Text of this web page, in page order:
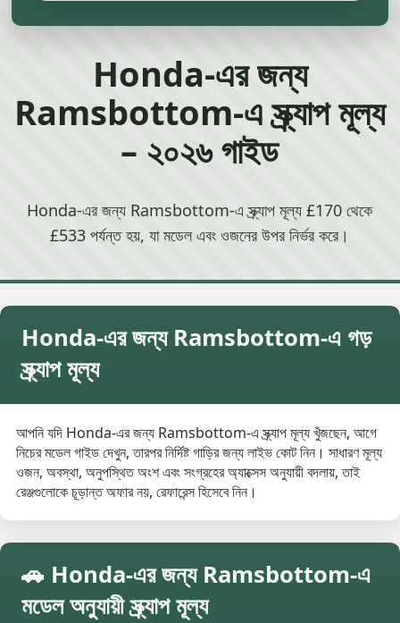
Honda-এর জন্য
Ramsbottom-এ স্ক্র্যাপ মূল্য
– ২০২৬ গাইড
Honda-এর জন্য Ramsbottom-এ স্ক্র্যাপ মূল্য £170 থেকে
£533 পর্যন্ত হয়, যা মডেল এবং ওজনের উপর নির্ভর করে।
Honda-এর জন্য Ramsbottom-এ গড়
স্ক্র্যাপ মূল্য
আপনি যদি Honda-এর জন্য Ramsbottom-এ স্ক্র্যাপ মূল্য খুঁজছেন, আগে
নিচের মডেল গাইড দেখুন, তারপর নির্দিষ্ট গাড়ির জন্য লাইভ কোট নিন। সাধারণ মূল্য
ওজন, অবস্থা, অনুপস্থিত অংশ এবং সংগ্রহের অ্যাক্সেস অনুযায়ী বদলায়, তাই
রেঞ্জগুলোকে চূড়ান্ত অফার নয়, রেফারেন্স হিসেবে নিন।
🚗 Honda-এর জন্য Ramsbottom-এ
মডেল অনুযায়ী স্ক্র্যাপ মূল্য